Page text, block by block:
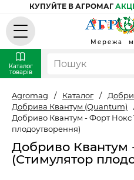
КУПУЙТЕ В АГРОМАГ
Мережа
Каталог
товарів
Agromag / Каталог /
Добрива Квантум (Quantum)
Добриво Квантум - Форт Нокс
плодоутворення)
Добриво Квантум
(Стимулятор